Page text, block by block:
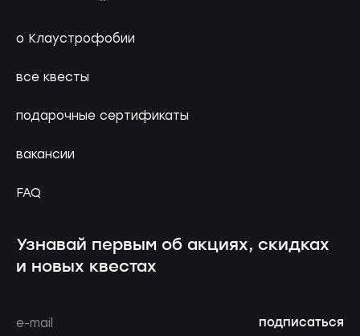
о Клаустрофобии
все квесты
подарочные сертификаты
вакансии
FAQ
Узнавай первым об акциях, скидках
и новых квестах
подписаться